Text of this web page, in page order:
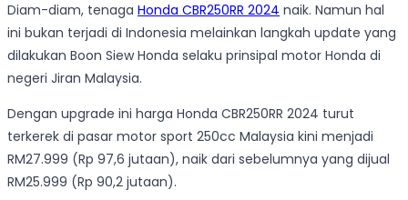
Diam-diam, tenaga Honda CBR250RR 2024 naik. Namun hal
ini bukan terjadi di Indonesia melainkan langkah update yang
dilakukan Boon Siew Honda selaku prinsipal motor Honda di
negeri Jiran Malaysia.
Dengan upgrade ini harga Honda CBR250RR 2024 turut
terkerek di pasar motor sport 250cc Malaysia kini menjadi
RM27.999 (Rp 97,6 jutaan), naik dari sebelumnya yang dijual
RM25.999 (Rp 90,2 jutaan).